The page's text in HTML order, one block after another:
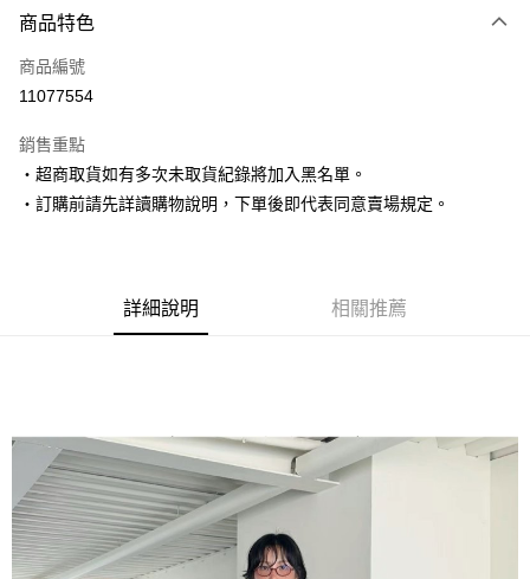
信用卡一次付款
超商取貨付款
Apple Pay
街口支付
便利好安心！
１．簡單：不需註冊會員、不需綁卡、不需儲值。
２．便利：只要手機號碼，簡訊認證，即可結帳。
３．安心：先確認商品／服務後，再付款。
【「AFTEE先享後付」結帳流程】
１．於結帳方式選擇「AFTEE先享後付」後，將跳轉至「AFTEE先享後付」
運送方式
全家取貨付款
每筆NT$80，滿NT$1,500(含以上)免運費
商品特色
商品編號
11077554
銷售重點
‧超商取貨如有多次未取貨紀錄將加入黑名單。
‧訂購前請先詳讀購物說明，下單後即代表同意賣場規定。
詳細說明 相關推薦